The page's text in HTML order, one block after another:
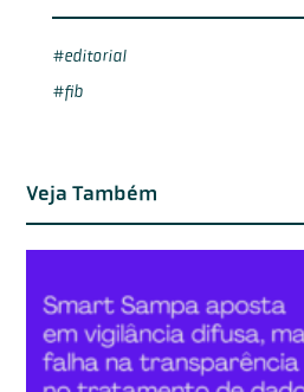
editorial
fib
Veja Também